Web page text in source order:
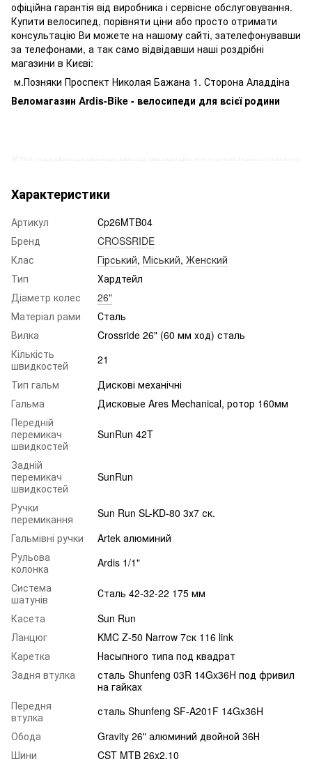
офіційна гарантія від виробника і сервісне обслуговування.
Купити велосипед, порівняти ціни або просто отримати
консультацію Ви можете на нашому сайті, зателефонувавши
за телефонами, а так само відвідавши наші роздрібні
магазини в Києві:
м.Позняки Проспект Николая Бажана 1. Сторона Аладдіна
Веломагазин Ardis-Bike - велосипеди для всієї родини
Характеристики
Артикул
Сp26MTB04
Бренд
CROSSRIDE
Клас
Гірський, Міський, Женский
Тип
Хардтейл
Діаметр колес
26"
Матеріал рами
Сталь
Вилка
Crossride 26" (60 мм ход) сталь
Кількість
швидкостей
21
Тип гальм
Дискові механічні
Гальма
Дисковые Ares Mechanical, ротор 160мм
Передній
перемикач
швидкостей
SunRun 42T
Задній
перемикач
швидкостей
SunRun
Ручки
перемикання
Sun Run SL-KD-80 3х7 ск.
Гальмівні ручки
Artek алюминий
Рульова
колонка
Ardis 1/1"
Система
шатунів
Сталь 42-32-22 175 мм
Касета
Sun Run
Ланцюг
KMC Z-50 Narrow 7ск 116 link
Каретка
Насыпного типа под квадрат
Задня втулка
сталь Shunfeng 03R 14Gx36H под фривил
на гайках
Передня
втулка
сталь Shunfeng SF-A201F 14Gx36H
Обода
Gravity 26" алюминий двойной 36Н
Шини
CST MTB 26x2.10